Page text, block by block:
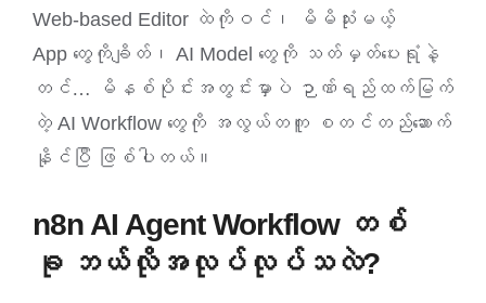
Web-based Editor ထဲကိုဝင်၊ မိမိသုံးမယ့်
App တွေကိုချိတ်၊ AI Model တွေကို သတ်မှတ်ပေးရုံနဲ့
တင်… မိနစ်ပိုင်းအတွင်းမှာပဲ ဉာဏ်ရည်ထက်မြက်
တဲ့ AI Workflow တွေကို အလွယ်တကူ စတင်တည်ဆောက်
နိုင်ပြီ ဖြစ်ပါတယ်။
n8n AI Agent Workflow တစ်
ခု ဘယ်လိုအလုပ်လုပ်သလဲ?